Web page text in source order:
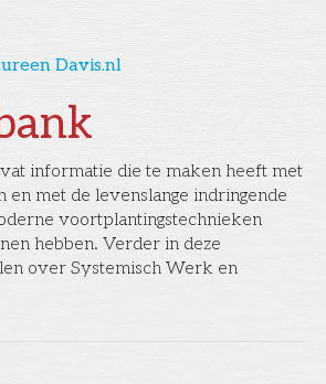
informatie die te maken heeft met
en met de levenslange indringende
voortplantingstechnieken
hebben. Verder in deze
over Systemisch Werk en
Davis.nl